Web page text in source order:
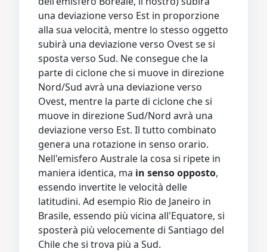
una deviazione verso Est in proporzione
alla sua velocità, mentre lo stesso oggetto
subirà una deviazione verso Ovest se si
sposta verso Sud. Ne consegue che la
parte di ciclone che si muove in direzione
Nord/Sud avrà una deviazione verso
Ovest, mentre la parte di ciclone che si
muove in direzione Sud/Nord avrà una
deviazione verso Est. Il tutto combinato
genera una rotazione in senso orario.
Nell'emisfero Australe la cosa si ripete in
maniera identica, ma in senso opposto,
essendo invertite le velocità delle
latitudini. Ad esempio Rio de Janeiro in
Brasile, essendo più vicina all'Equatore, si
sposterà più velocemente di Santiago del
Chile che si trova più a Sud.